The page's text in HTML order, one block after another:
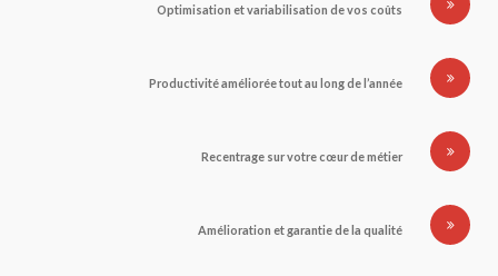
Optimisation et variabilisation de vos coûts
Productivité améliorée tout au long de l’année
Recentrage sur votre cœur de métier
Amélioration et garantie de la qualité